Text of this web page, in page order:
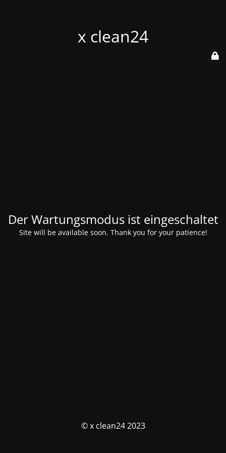
x clean24
Der Wartungsmodus ist eingeschaltet
Site will be available soon. Thank you for your patience!
© x clean24 2023